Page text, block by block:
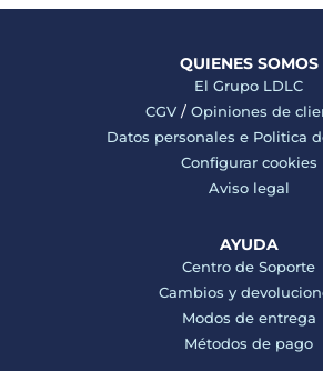
QUIENES SOMOS
El Grupo LDLC
CGV/ Opiniones de
Datos personales e Politica
Configurar cookies
Aviso legal
AYUDA
Centro de Soporte
Cambios y
Modos de entrega
Métodos de pago